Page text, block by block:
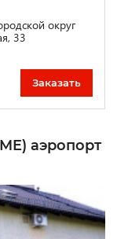
округ
33
Заказать
аэропорт